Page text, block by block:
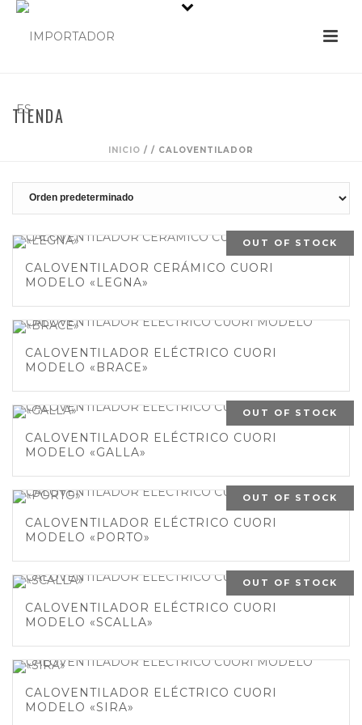
TIENDA
INICIO / / CALOVENTILADOR
OUT OF STOCK
CALOVENTILADOR CERÁMICO CUORI
MODELO «LEGNA»
CALOVENTILADOR ELÉCTRICO CUORI
MODELO «BRACE»
OUT OF STOCK
CALOVENTILADOR ELÉCTRICO CUORI
MODELO «GALLA»
OUT OF STOCK
CALOVENTILADOR ELÉCTRICO CUORI
MODELO «PORTO»
OUT OF STOCK
CALOVENTILADOR ELÉCTRICO CUORI
MODELO «SCALLA»
CALOVENTILADOR ELÉCTRICO CUORI
MODELO «SIRA»